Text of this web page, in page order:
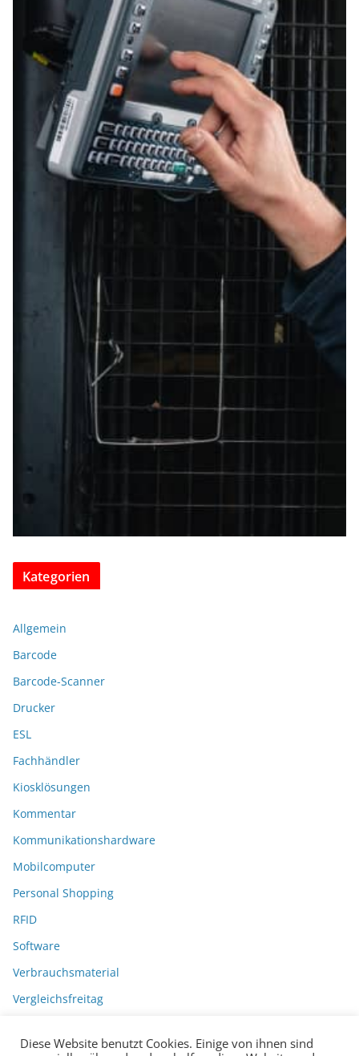
Kategorien
Allgemein
Barcode
Barcode-Scanner
Drucker
ESL
Fachhändler
Kiosklösungen
Kommentar
Kommunikationshardware
Mobilcomputer
Personal Shopping
RFID
Software
Verbrauchsmaterial
Vergleichsfreitag
Diese Website benutzt Cookies. Einige von ihnen sind